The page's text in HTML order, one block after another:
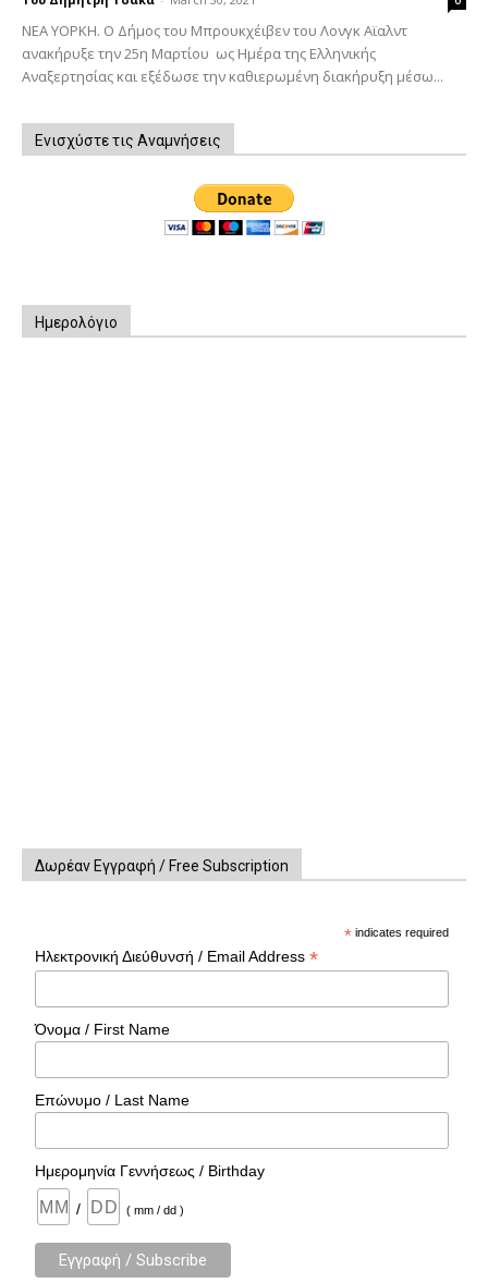
ΝΕΑ ΥΟΡΚΗ. Ο Δήμος του Μπρουκχέιβεν του Λονγκ Αϊαλντ
ανακήρυξε την 25η Μαρτίου ως Ημέρα της Ελληνικής
Αναξερτησίας και εξέδωσε την καθιερωμένη διακήρυξη μέσω...
Ενισχύστε τις Αναμνήσεις
Ημερολόγιο
Δωρέαν Εγγραφή / Free Subscription
* indicates required
Ηλεκτρονική Διεύθυνσή / Email Address*
Όνομα / First Name
Επώνυμο / Last Name
Ημερομηνία Γεννήσεως / Birthday
/ ( mm / dd )